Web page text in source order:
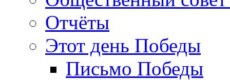
Отчёты
Этот день Победы
Письмо Победы